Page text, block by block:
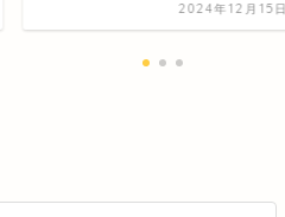
2024年12月15日